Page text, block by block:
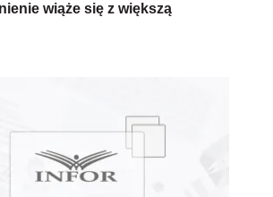
wiąże się z większą